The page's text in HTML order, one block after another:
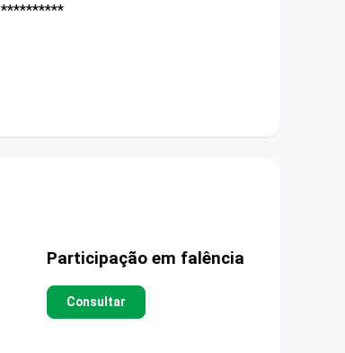
**********
Participação em falência
Consultar